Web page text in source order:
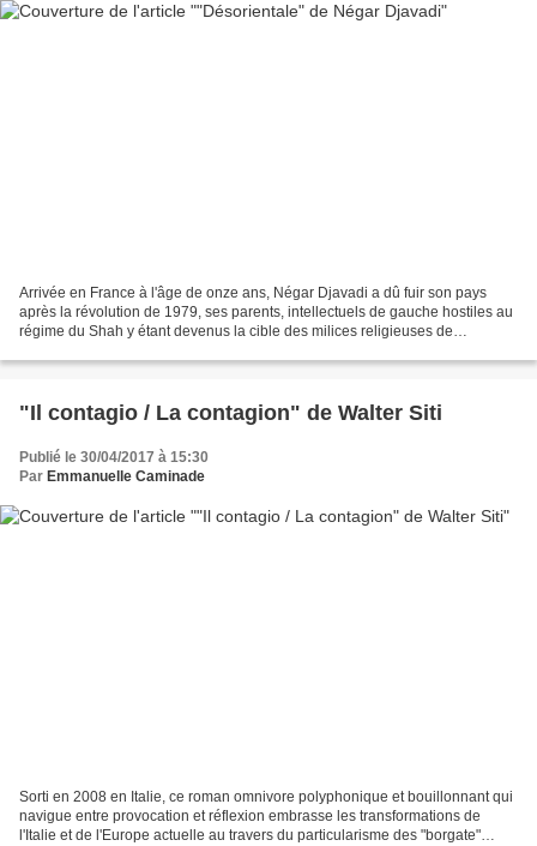
Arrivée en France à l'âge de onze ans, Négar Djavadi a dû fuir son pays
après la révolution de 1979, ses parents, intellectuels de gauche hostiles au
régime du Shah y étant devenus la cible des milices religieuses de
"Il contagio / La contagion" de Walter Siti
Publié le 30/04/2017 à 15:30
Par Emmanuelle Caminade
Sorti en 2008 en Italie, ce roman omnivore polyphonique et bouillonnant qui
navigue entre provocation et réflexion embrasse les transformations de
l'Italie et de l'Europe actuelle au travers du particularisme des "borgate"